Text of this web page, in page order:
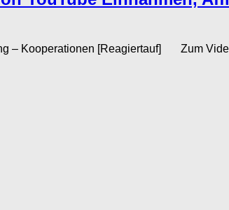
– Kooperationen [Reagiertauf] Zum